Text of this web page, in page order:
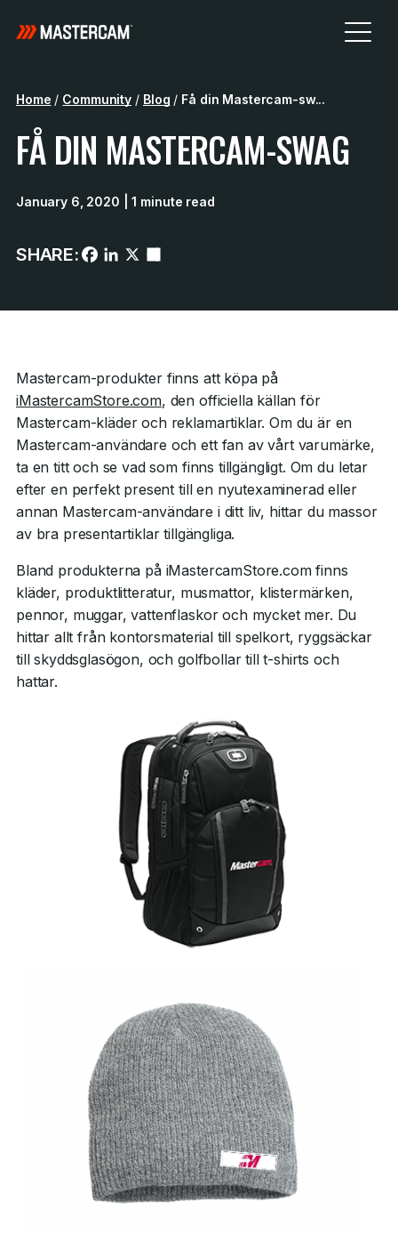
Home / Community / Blog / Få din Mastercam-sw...
FÅ DIN MASTERCAM-SWAG
January 6, 2020 | 1 minute read
SHARE:
Mastercam-produkter finns att köpa på
iMastercamStore.com, den officiella källan för
Mastercam-kläder och reklamartiklar. Om du är en
Mastercam-användare och ett fan av vårt varumärke,
ta en titt och se vad som finns tillgängligt. Om du letar
efter en perfekt present till en nyutexaminerad eller
annan Mastercam-användare i ditt liv, hittar du massor
av bra presentartiklar tillgängliga.
Bland produkterna på iMastercamStore.com finns
kläder, produktlitteratur, musmattor, klistermärken,
pennor, muggar, vattenflaskor och mycket mer. Du
hittar allt från kontorsmaterial till spelkort, ryggsäckar
till skyddsglasögon, och golfbollar till t-shirts och
hattar.